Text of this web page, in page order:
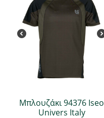
Μπλουζάκι 94376 Iseo
Univers Italy